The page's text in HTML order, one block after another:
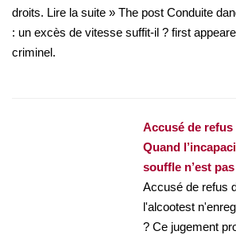
droits. Lire la suite » The post Conduite
: un excès de vitesse suffit-il ? first
criminel.
Accusé de
Quand
souffle n’est
Accusé de refus
l'alcootest
? Ce jugement